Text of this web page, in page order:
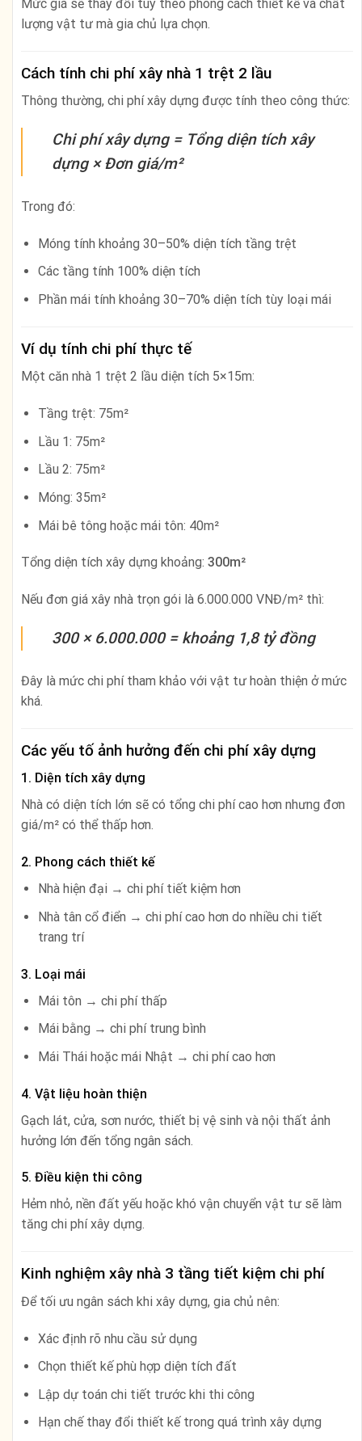
Mức giá sẽ thay đổi tùy theo phong cách thiết kế và chất
lượng vật tư mà gia chủ lựa chọn.
Cách tính chi phí xây nhà 1 trệt 2 lầu
Thông thường, chi phí xây dựng được tính theo công thức:
Chi phí xây dựng = Tổng diện tích xây
dựng × Đơn giá/m²
Trong đó:
Móng tính khoảng 30–50% diện tích tầng trệt
Các tầng tính 100% diện tích
Phần mái tính khoảng 30–70% diện tích tùy loại mái
Ví dụ tính chi phí thực tế
Một căn nhà 1 trệt 2 lầu diện tích 5×15m:
Tầng trệt: 75m²
Lầu 1: 75m²
Lầu 2: 75m²
Móng: 35m²
Mái bê tông hoặc mái tôn: 40m²
Tổng diện tích xây dựng khoảng: 300m²
Nếu đơn giá xây nhà trọn gói là 6.000.000 VNĐ/m² thì:
300 × 6.000.000 = khoảng 1,8 tỷ đồng
Đây là mức chi phí tham khảo với vật tư hoàn thiện ở mức
khá.
Các yếu tố ảnh hưởng đến chi phí xây dựng
1. Diện tích xây dựng
Nhà có diện tích lớn sẽ có tổng chi phí cao hơn nhưng đơn
giá/m² có thể thấp hơn.
2. Phong cách thiết kế
Nhà hiện đại → chi phí tiết kiệm hơn
Nhà tân cổ điển → chi phí cao hơn do nhiều chi tiết
trang trí
3. Loại mái
Mái tôn → chi phí thấp
Mái bằng → chi phí trung bình
Mái Thái hoặc mái Nhật → chi phí cao hơn
4. Vật liệu hoàn thiện
Gạch lát, cửa, sơn nước, thiết bị vệ sinh và nội thất ảnh
hưởng lớn đến tổng ngân sách.
5. Điều kiện thi công
Hẻm nhỏ, nền đất yếu hoặc khó vận chuyển vật tư sẽ làm
tăng chi phí xây dựng.
Kinh nghiệm xây nhà 3 tầng tiết kiệm chi phí
Để tối ưu ngân sách khi xây dựng, gia chủ nên:
Xác định rõ nhu cầu sử dụng
Chọn thiết kế phù hợp diện tích đất
Lập dự toán chi tiết trước khi thi công
Hạn chế thay đổi thiết kế trong quá trình xây dựng